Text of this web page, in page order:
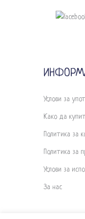
Услови за
Како да
Политика за
Политика за
Услови за
За нас